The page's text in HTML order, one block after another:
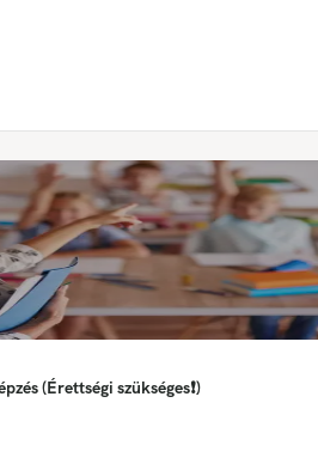
(Érettségi szükséges❗)